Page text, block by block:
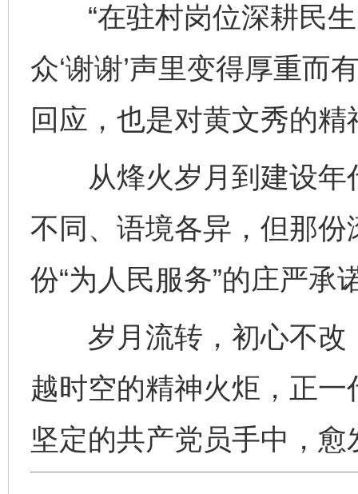
“在驻村岗位深耕民生
众‘谢谢’声里变得厚重而
回应，也是对黄文秀的
从烽火岁月到建设年
不同、语境各异，但那
份“为人民服务”的庄严承
岁月流转，初心不改
越时空的精神火炬，正
坚定的共产党员手中，